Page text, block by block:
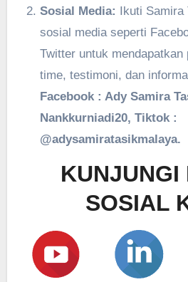
Sosial Media: Ikuti
sosial media seperti
Twitter untuk mendapatkan
time, testimoni, dan
Facebook : Ady Samira
Nankkurniadi20, Tiktok :
@adysamiratasikmalaya.
KUNJUNGI
SOSIAL